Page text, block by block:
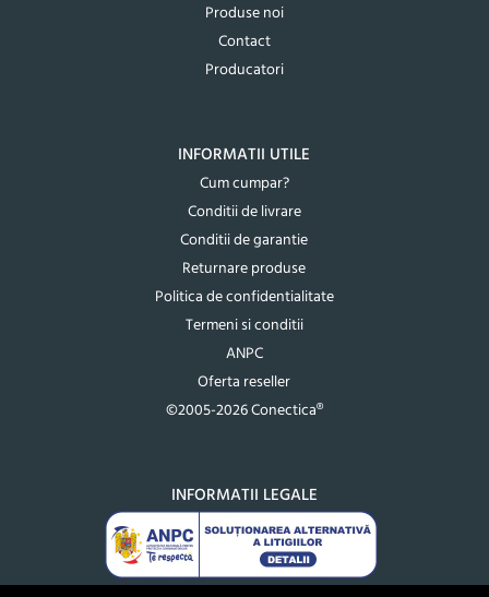
Produse noi
Contact
Producatori
INFORMATII UTILE
Cum cumpar?
Conditii de livrare
Conditii de garantie
Returnare produse
Politica de confidentialitate
Termeni si conditii
ANPC
Oferta reseller
©2005-2026 Conectica®
INFORMATII LEGALE